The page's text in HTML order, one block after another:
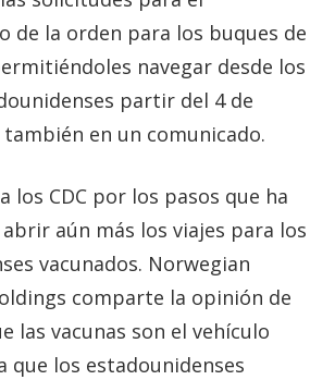
de la orden para los buques de
navegar desde los
partir del 4 de
en un comunicado.
los CDC por los pasos que ha
aún más los viajes para los
vacunados. Norwegian
comparte la opinión de
las vacunas son el vehículo
que los estadounidenses